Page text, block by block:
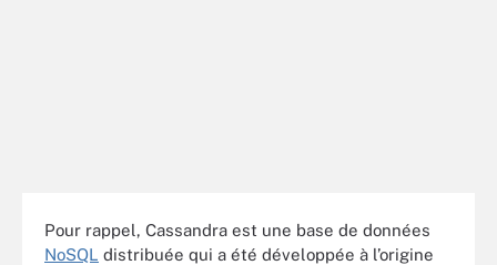
Pour rappel, Cassandra est une base de données
NoSQL distribuée qui a été développée à l’origine